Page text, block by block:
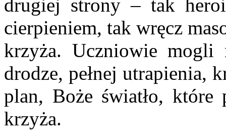
drugiej strony – tak
cierpieniem, tak wręcz
krzyża. Uczniowie
drodze, pełnej utrapienia,
plan, Boże światło, które
krzyża.